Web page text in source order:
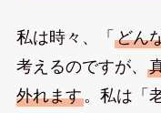
私は時々、「 どん
考えるのですが、
外れます。私は「